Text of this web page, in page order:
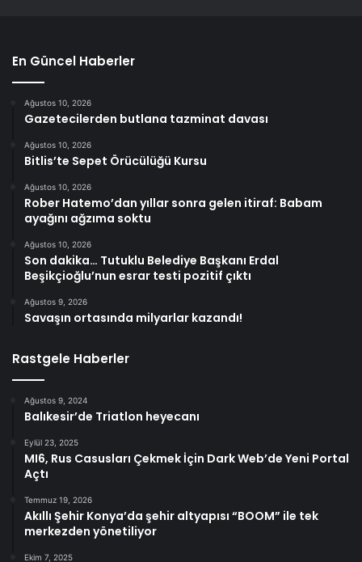
En Güncel Haberler
Ağustos 10, 2026
Gazetecilerden butlana tazminat davası
Ağustos 10, 2026
Bitlis’te Sepet Örücülüğü Kursu
Ağustos 10, 2026
Rober Hatemo’dan yıllar sonra gelen itiraf: Babam
ayağını ağzıma soktu
Ağustos 10, 2026
Son dakika… Tutuklu Belediye Başkanı Erdal
Beşikçioğlu’nun esrar testi pozitif çıktı
Ağustos 9, 2026
Savaşın ortasında milyarlar kazandı!
Rastgele Haberler
Ağustos 9, 2024
Balıkesir’de Triatlon heyecanı
Eylül 23, 2025
MI6, Rus Casusları Çekmek İçin Dark Web’de Yeni Portal
Açtı
Temmuz 19, 2026
Akıllı Şehir Konya’da şehir altyapısı “BOOM” ile tek
merkezden yönetiliyor
Ekim 7, 2025